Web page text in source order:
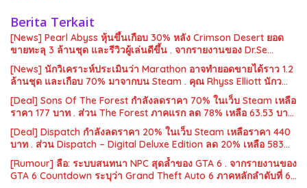
Berita Terkait
[News] Pearl Abyss หุ้นขึ้นเกือบ 30% หลัง Crimson Desert ยอด
ขายทะลุ 3 ล้านชุด และรีวิวผู้เล่นดีขึ้น . จากรายงานของ Dr.Se…
[News] นักวิเคราะห์ประเมินว่า Marathon อาจทำยอดขายได้ราว 1.2
ล้านชุด และเกือบ 70% มาจากบน Steam . คุณ Rhyss Elliott นักว…
[Deal] Sons Of The Forest กำลังลดราคา 70% ในเว็บ Steam เหลือ
ราคา 177 บาท . ส่วน The Forest ภาคแรก ลด 78% เหลือ 63.53 บา…
[Deal] Dispatch กำลังลดราคา 20% ในเว็บ Steam เหลือราคา 440
บาท . ส่วน Dispatch – Digital Deluxe Edition ลด 20% เหลือ 583…
[Rumour] ลือ: ระบบสนทนา NPC สุดล้ำของ GTA 6 . จากรายงานของ
GTA 6 Countdown ระบุว่า Grand Theft Auto 6 ภาคหลักลำดับที่ 6…